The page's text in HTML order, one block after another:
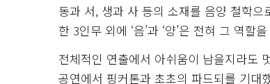
동과 서, 생과 사 등의 소재를 음양 철학
한 3인무 외에 ‘음’과 ‘양’은 전혀 그 역할
전체적인 연출에서 아쉬움이 남을지라도
공연에서 핑커톤과 초초의 파드되를 기대